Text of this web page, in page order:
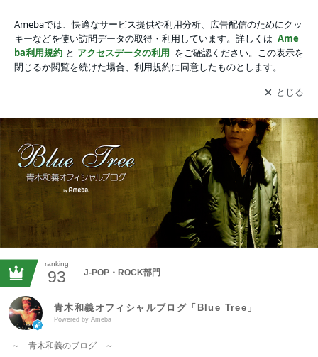
アプリをダウンロードして ブログの更新通知
を受け取りまし
ょう。
開く
ranking
93 J-POP・ROCK部門
青木和義オフィシャルブログ「Blue Tree」
Powered by Ameba
～ 青木和義のブログ ～